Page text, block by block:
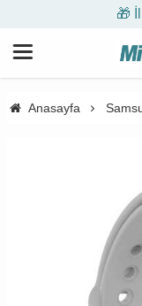
🎁
Anasayfa